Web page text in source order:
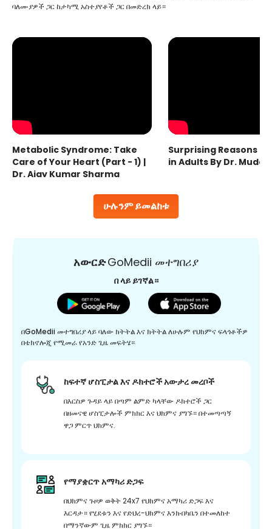
ሁሉንም ይመልከቱ
ባለሙያዎች ጋር ከታካሚ አስተያየቶች ጋር በመድረክ ላይ።
Metabolic Syndrome: Take
Care of Your Heart (Part - 1) |
Dr. Ajay Kumar Sharma
Surprising Reasons
in Adults By Dr.
አውርድGoMedii መተግበሪያ
በ ላይ ይገኛል።
በGoMedii መተግበሪያ ላይ ባለው ክትትል እና ክትትል ለሁሉም የህክምና ፍላጎቶችዎ
በቴክኖሎጂ የሚመራ የአንድ ጊዜ መፍትሄ።
ከፍተኛ ሆስፒታል እና ዶክተሮች አውታረ መረቦች
በእርስዎ ጉዳይ ላይ በጣም ልምድ ካላቸው ዶክተሮች ጋር
በዘመናዊ ሆስፒታሎች ምክክር እና ህክምና ያግኙ። በተመጣጣኝ
ዋጋ ምርጥ ህክምና.
የማያቋርጥ አማካሪ ድጋፍ
በህክምና ጉዞዎ ወቅት 24x7 የህክምና አማካሪ ድጋፍ እና
እርዳታ። የሂደቱን እና የድህረ-ህክምና እንክብካቤን በተመለከተ
በማንኛውም ጊዜ ምክክር ያግኙ።